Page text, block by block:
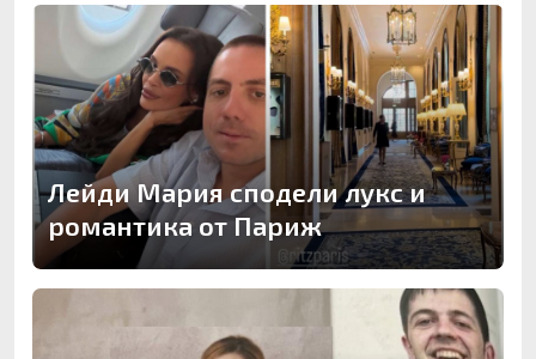
Лейди Мария сподели лукс и
романтика от Париж